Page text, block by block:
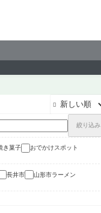

絞り込み
き菓子
おでかけスポット
長井市
山形市ラーメン